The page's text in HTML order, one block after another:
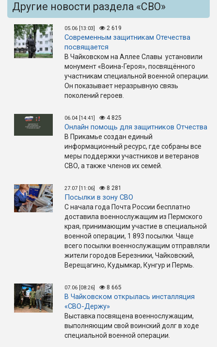
Другие новости раздела «СВО»
05.06 [13:03] 2 619
Современным защитникам Отечества
посвящается
В Чайковском на Аллее Славы установили
монумент «Воина-Героя», посвящённого
участникам специальной военной операции.
Он показывает неразрывную связь
поколений героев.
06.04 [14:41] 4 825
Онлайн помощь для защитников Отчества
В Прикамье создан единый
информационный ресурс, где собраны все
меры поддержки участников и ветеранов
СВО, а также членов их семей.
27.07 [11:06] 8 281
Посылки в зону СВО
С начала года Почта России бесплатно
доставила военнослужащим из Пермского
края, принимающим участие в специальной
военной операции, 1 893 посылки. Чаще
всего посылки военнослужащим отправляли
жители городов Березники, Чайковский,
Верещагино, Кудымкар, Кунгур и Пермь.
07.06 [08:26] 8 665
В Чайковском открылась инсталляция
«СВО-Держу»
Выставка посвящена военнослужащим,
выполняющим свой воинский долг в ходе
специальной военной операции.